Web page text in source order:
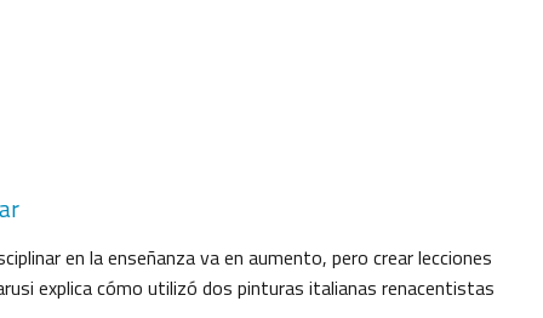
en la enseñanza va en aumento, pero crear lecciones
explica cómo utilizó dos pinturas italianas renacentistas